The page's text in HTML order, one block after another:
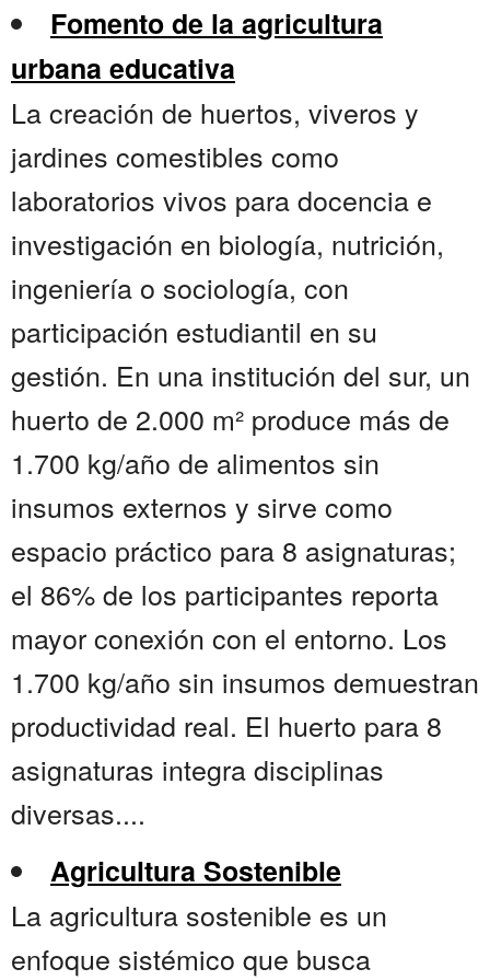
Fomento de la agricultura
urbana educativa
La creación de huertos, viveros y
jardines comestibles como
laboratorios vivos para docencia e
investigación en biología, nutrición,
ingeniería o sociología, con
participación estudiantil en su
gestión. En una institución del sur, un
huerto de 2.000 m² produce más de
1.700 kg/año de alimentos sin
insumos externos y sirve como
espacio práctico para 8 asignaturas;
el 86% de los participantes reporta
mayor conexión con el entorno. Los
1.700 kg/año sin insumos demuestran
productividad real. El huerto para 8
asignaturas integra disciplinas
diversas....
Agricultura Sostenible
La agricultura sostenible es un
enfoque sistémico que busca